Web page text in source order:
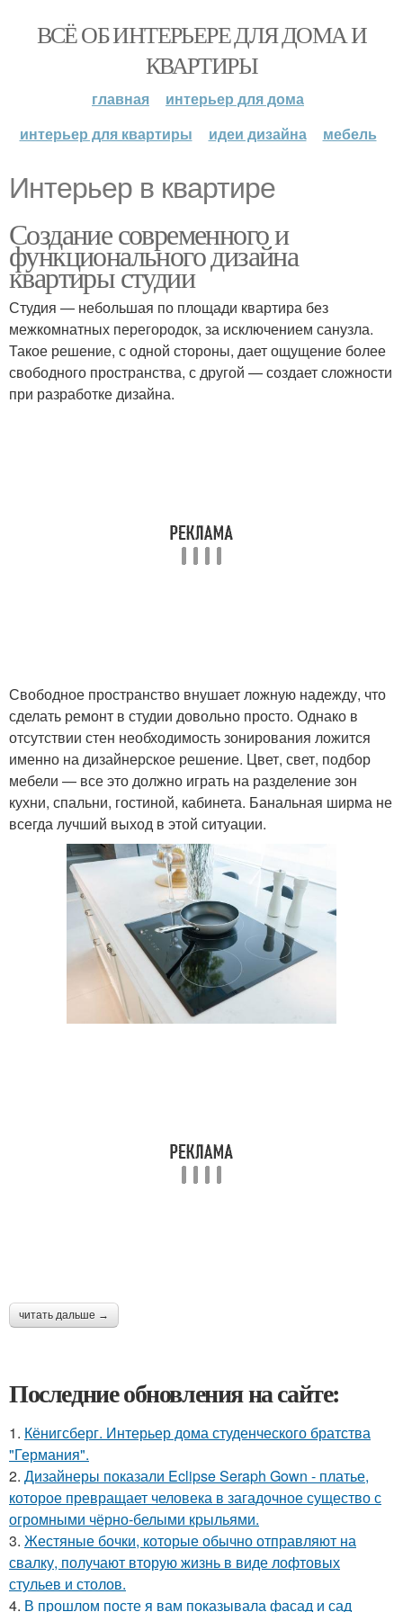
ВСЁ ОБ ИНТЕРЬЕРЕ ДЛЯ ДОМА И
КВАРТИРЫ
главная
интерьер для дома
интерьер для квартиры
идеи дизайна мебель
Интерьер в квартире
Создание современного и
функционального дизайна
квартиры студии
Студия — небольшая по площади квартира без
межкомнатных перегородок, за исключением санузла.
Такое решение, с одной стороны, дает ощущение более
свободного пространства, с другой — создает сложности
при разработке дизайна.
Свободное пространство внушает ложную надежду, что
сделать ремонт в студии довольно просто. Однако в
отсутствии стен необходимость зонирования ложится
именно на дизайнерское решение. Цвет, свет, подбор
мебели — все это должно играть на разделение зон
кухни, спальни, гостиной, кабинета. Банальная ширма не
всегда лучший выход в этой ситуации.
читать дальше →
Последние обновления на сайте:
1. Кёнигсберг. Интерьер дома студенческого братства
"Германия".
2. Дизайнеры показали Eclipse Seraph Gown - платье,
которое превращает человека в загадочное существо с
огромными чёрно-белыми крыльями.
3. Жестяные бочки, которые обычно отправляют на
свалку, получают вторую жизнь в виде лофтовых
стульев и столов.
4. В прошлом посте я вам показывала фасад и сад